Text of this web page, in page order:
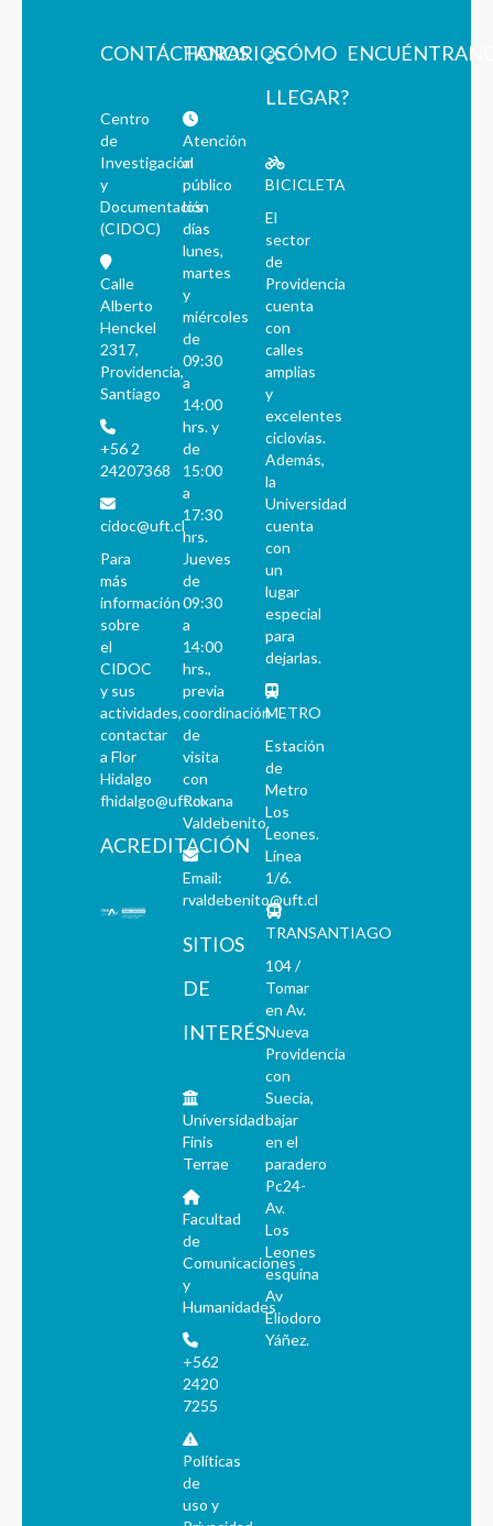
CONTÁCTANOS
Centro
de
Investigación
y
Documentación
(CIDOC)
Calle
Alberto
Henckel
2317,
Providencia,
Santiago
+56 2
24207368
cidoc@uft.cl
Para
más
información
sobre
el
CIDOC
y sus
actividades,
contactar
a Flor
Hidalgo
fhidalgo@uft.cl
ACREDITACIÓN
HORARIOS
Atención
al
público
los
días
lunes,
martes
y
miércoles
de
09:30
a
14:00
hrs. y
de
15:00
a
17:30
hrs.
Jueves
de
09:30
a
14:00
hrs.,
previa
coordinación
de
visita
con
Roxana
Valdebenito.
Email:
rvaldebenito@uft.cl
SITIOS
DE
INTERÉS
Universidad
Finis
Terrae
Facultad
de
Comunicaciones
y
Humanidades
+562
2420
7255
Políticas
de
uso y
¿CÓMO
LLEGAR?
BICICLETA
El
sector
de
Providencia
cuenta
con
calles
amplias
y
excelentes
ciclovías.
Además,
la
Universidad
cuenta
con
un
lugar
especial
para
dejarlas.
METRO
Estación
de
Metro
Los
Leones.
Línea
1/6.
TRANSANTIAGO
104 /
Tomar
en Av.
Nueva
Providencia
con
Suecia,
bajar
en el
paradero
Pc24-
Av.
Los
Leones
esquina
Av
Eliodoro
Yáñez.